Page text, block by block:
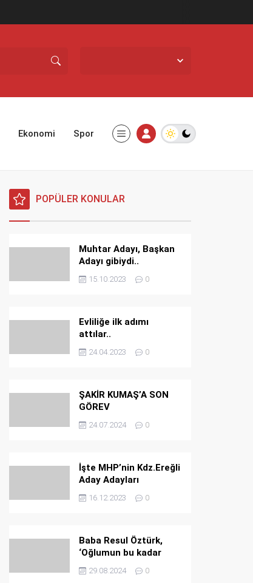
Ekonomi Spor
POPÜLER KONULAR
Muhtar Adayı, Başkan
Adayı gibiydi..
15.10.2023 0
Evliliğe ilk adımı
attılar..
24.04.2023 0
ŞAKİR KUMAŞ’A SON
GÖREV
24.07.2024 0
İşte MHP’nin Kdz.Ereğli
Aday Adayları
16.12.2023 0
Baba Resul Öztürk,
‘Oğlumun bu kadar
sevildiğini ben de
bilmiyordum’
29.08.2024 0